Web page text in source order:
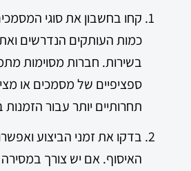
קחו בחשבון את סוגי
כמות העותקים הנדרשים
בשירות. חברות מסוימות
ספציפיים של מסמכים או
תחרותיים יותר עבור
בדקו את זמני הביצוע
האיסוף. אם יש צורך